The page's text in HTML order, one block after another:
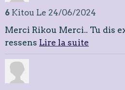
6 Kitou Le 24/06/2024
Merci Rikou Merci.. Tu dis
ressens Lire la suite